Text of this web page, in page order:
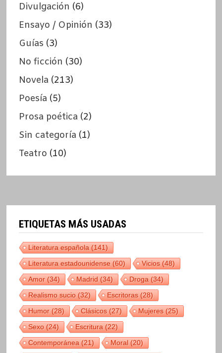
Divulgación (6)
Ensayo / Opinión (33)
Guías (3)
No ficción (30)
Novela (213)
Poesía (5)
Prosa poética (2)
Sin categoría (1)
Teatro (10)
ETIQUETAS MÁS USADAS
Literatura española(141)
Literatura estadounidense(60) Vicios(48)
Amor(34) Madrid(34) Droga(34)
Realismo sucio(32) Escritoras(28)
Humor(28) Clásicos(27) Mujeres(25)
Sexo(24) Escritura(22)
Contemporánea(21) Moral(20)